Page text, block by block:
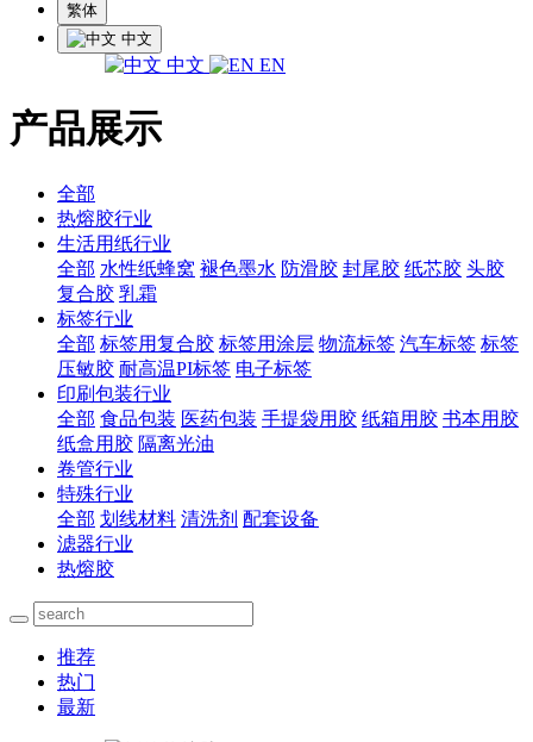
繁体
中文
中文 EN
产品展示
全部
热熔胶行业
生活用纸行业
全部 水性纸蜂窝 褪色墨水 防滑胶 封尾胶 纸芯胶 头胶
复合胶 乳霜
标签行业
全部 标签用复合胶 标签用涂层 物流标签 汽车标签 标签
压敏胶 耐高温PI标签 电子标签
印刷包装行业
全部 食品包装 医药包装 手提袋用胶 纸箱用胶 书本用胶
纸盒用胶 隔离光油
卷管行业
特殊行业
全部 划线材料 清洗剂 配套设备
滤器行业
热熔胶
推荐
热门
最新